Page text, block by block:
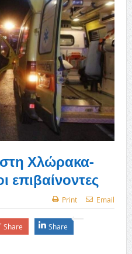
Χλώρακα-
επιβαίνοντες
Print Email
Share Share